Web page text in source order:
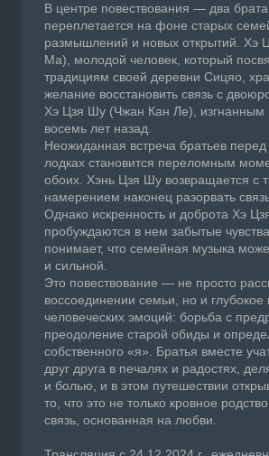
В центре повествования — два
переплетается на фоне старых
размышлений и новых открытий. Хэ
Ма), молодой человек, который
традициям своей деревни Сицяо,
желание восстановить связь с
Хэ Цзя Шу (Чжан Кан Ле), изгнанным
восемь лет назад.
Неожиданная встреча братьев
лодках становится переломным
обоих. Хэнь Цзя Шу возвращается с
намерением наконец разорвать
Однако искренность и доброта Хэ
пробуждаются в нем забытые
понимает, что семейная музыка
и сильной.
Это повествование — не просто
воссоединении семьи, но и глубокое
человеческих эмоций: борьба с
преодоление старой обиды и
собственного «я». Братья вместе
друг друга в печалях и радостях,
и болью, и в этом путешествии
то, что это не только кровное
связь, основанная на любви.